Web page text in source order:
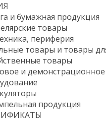
и бумажная продукция
товары
периферия
товары и товары
товары
и демонстрационное
продукция